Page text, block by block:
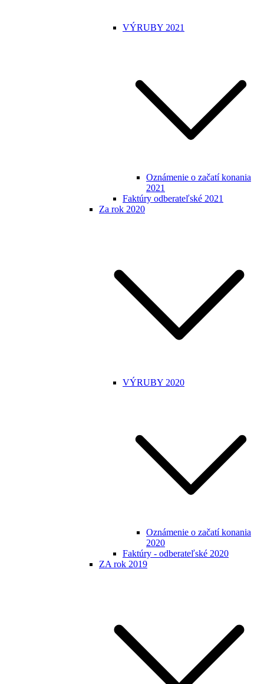
VÝRUBY 2021
Oznámenie o začatí konania
2021
Faktúry odberateľské 2021
Za rok 2020
VÝRUBY 2020
Oznámenie o začatí konania
2020
Faktúry - odberateľské 2020
ZA rok 2019